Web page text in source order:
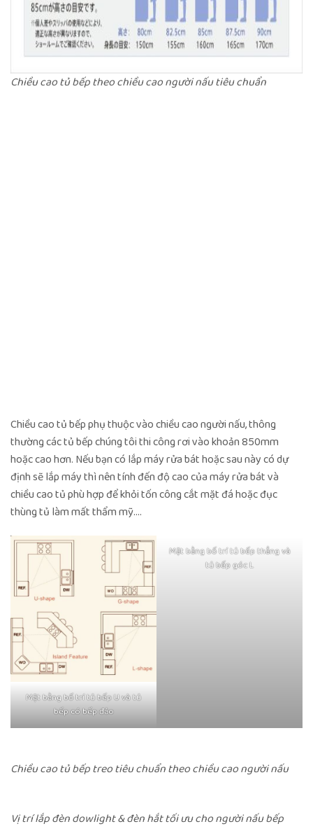
Chiều cao tủ bếp theo chiều cao người nấu tiêu chuẩn
Chiều cao tủ bếp phụ thuộc vào chiều cao người nấu, thông
thường các tủ bếp chúng tôi thi công rơi vào khoản 850mm
hoặc cao hơn. Nếu bạn có lắp máy rửa bát hoặc sau này có dự
định sẽ lắp máy thì nên tính đến độ cao của máy rửa bát và
chiều cao tủ phù hợp để khỏi tốn công cắt mặt đá hoặc đục
thùng tủ làm mất thẩm mỹ….
Mặt bằng bố trí tủ bếp U và tủ
bếp có bếp đảo
Mặt bằng bố trí tủ bếp thẳng và
tủ bếp góc L
Chiều cao tủ bếp treo tiêu chuẩn theo chiều cao người nấu
Vị trí lắp đèn dowlight & đèn hắt tối ưu cho người nấu bếp